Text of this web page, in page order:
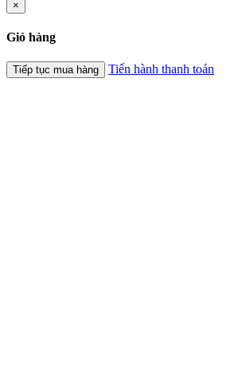
×
Giỏ hàng
Tiếp tục mua hàng Tiến hành thanh toán